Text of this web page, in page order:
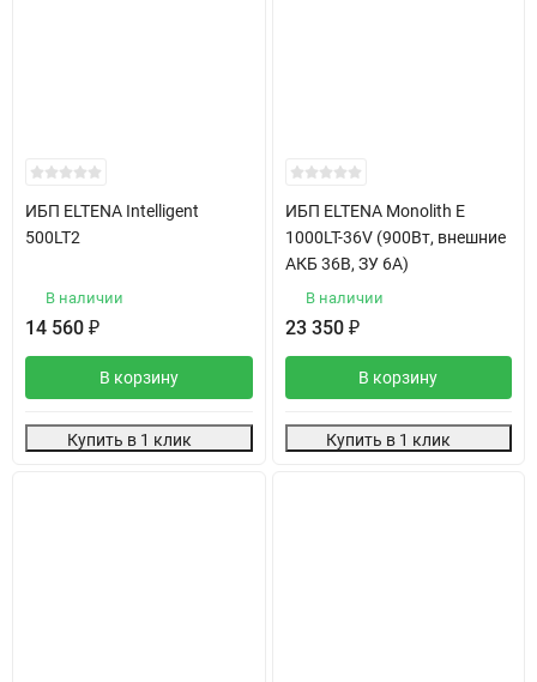
ИБП ELTENA Intelligent
500LT2
В наличии
14 560 ₽
В корзину
Купить в 1 клик
ИБП ELTENA Monolith E
1000LT-36V (900Вт, внешние
АКБ 36В, ЗУ 6А)
В наличии
23 350 ₽
В корзину
Купить в 1 клик